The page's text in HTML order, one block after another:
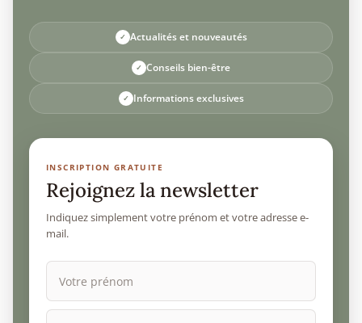
Actualités et nouveautés
Conseils bien-être
Informations exclusives
INSCRIPTION GRATUITE
Rejoignez la newsletter
Indiquez simplement votre prénom et votre adresse e-
mail.